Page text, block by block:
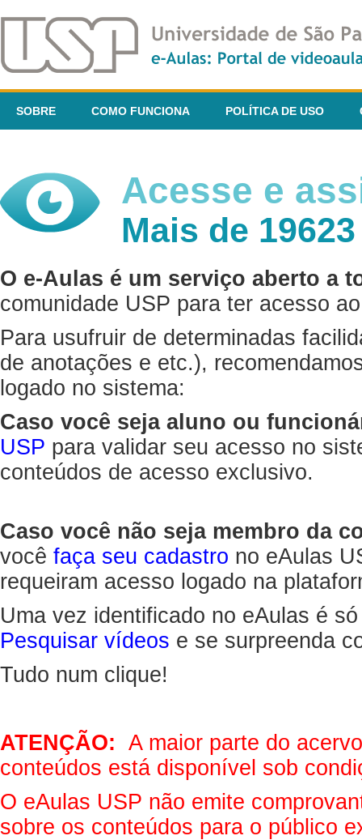
SOBRE COMO FUNCIONA POLÍTICA DE USO
Acesse e
Mais de
O e-Aulas é um serviço aberto a
comunidade USP para ter acesso
Para usufruir de determinadas
de anotações e etc.),
logado no sistema:
Caso você seja aluno ou
USP para validar seu acesso no
conteúdos de acesso exclusivo.
Caso você não seja membro da
você faça seu cadastro no eAulas
requeiram acesso logado na
Uma vez identificado no eAulas é
Pesquisar vídeos e se surpreenda
Tudo num clique!
ATENÇÃO: A maior parte do
conteúdos está disponível sob
O eAulas USP não emite
sobre os conteúdos para o público